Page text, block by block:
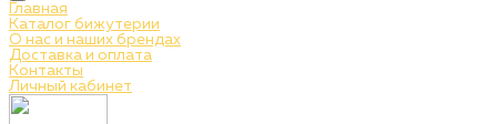
Главная
Каталог бижутерии
О нас и наших брендах
Доставка и оплата
Контакты
Личный кабинет